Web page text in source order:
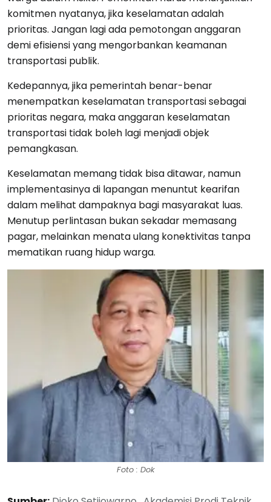
komitmen nyatanya, jika keselamatan adalah
prioritas. Jangan lagi ada pemotongan anggaran
demi efisiensi yang mengorbankan keamanan
transportasi publik.
Kedepannya, jika pemerintah benar-benar
menempatkan keselamatan transportasi sebagai
prioritas negara, maka anggaran keselamatan
transportasi tidak boleh lagi menjadi objek
pemangkasan.
Keselamatan memang tidak bisa ditawar, namun
implementasinya di lapangan menuntut kearifan
dalam melihat dampaknya bagi masyarakat luas.
Menutup perlintasan bukan sekadar memasang
pagar, melainkan menata ulang konektivitas tanpa
mematikan ruang hidup warga.
Foto : Dok